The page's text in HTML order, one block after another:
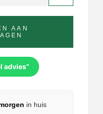
AAN
advies”
in huis